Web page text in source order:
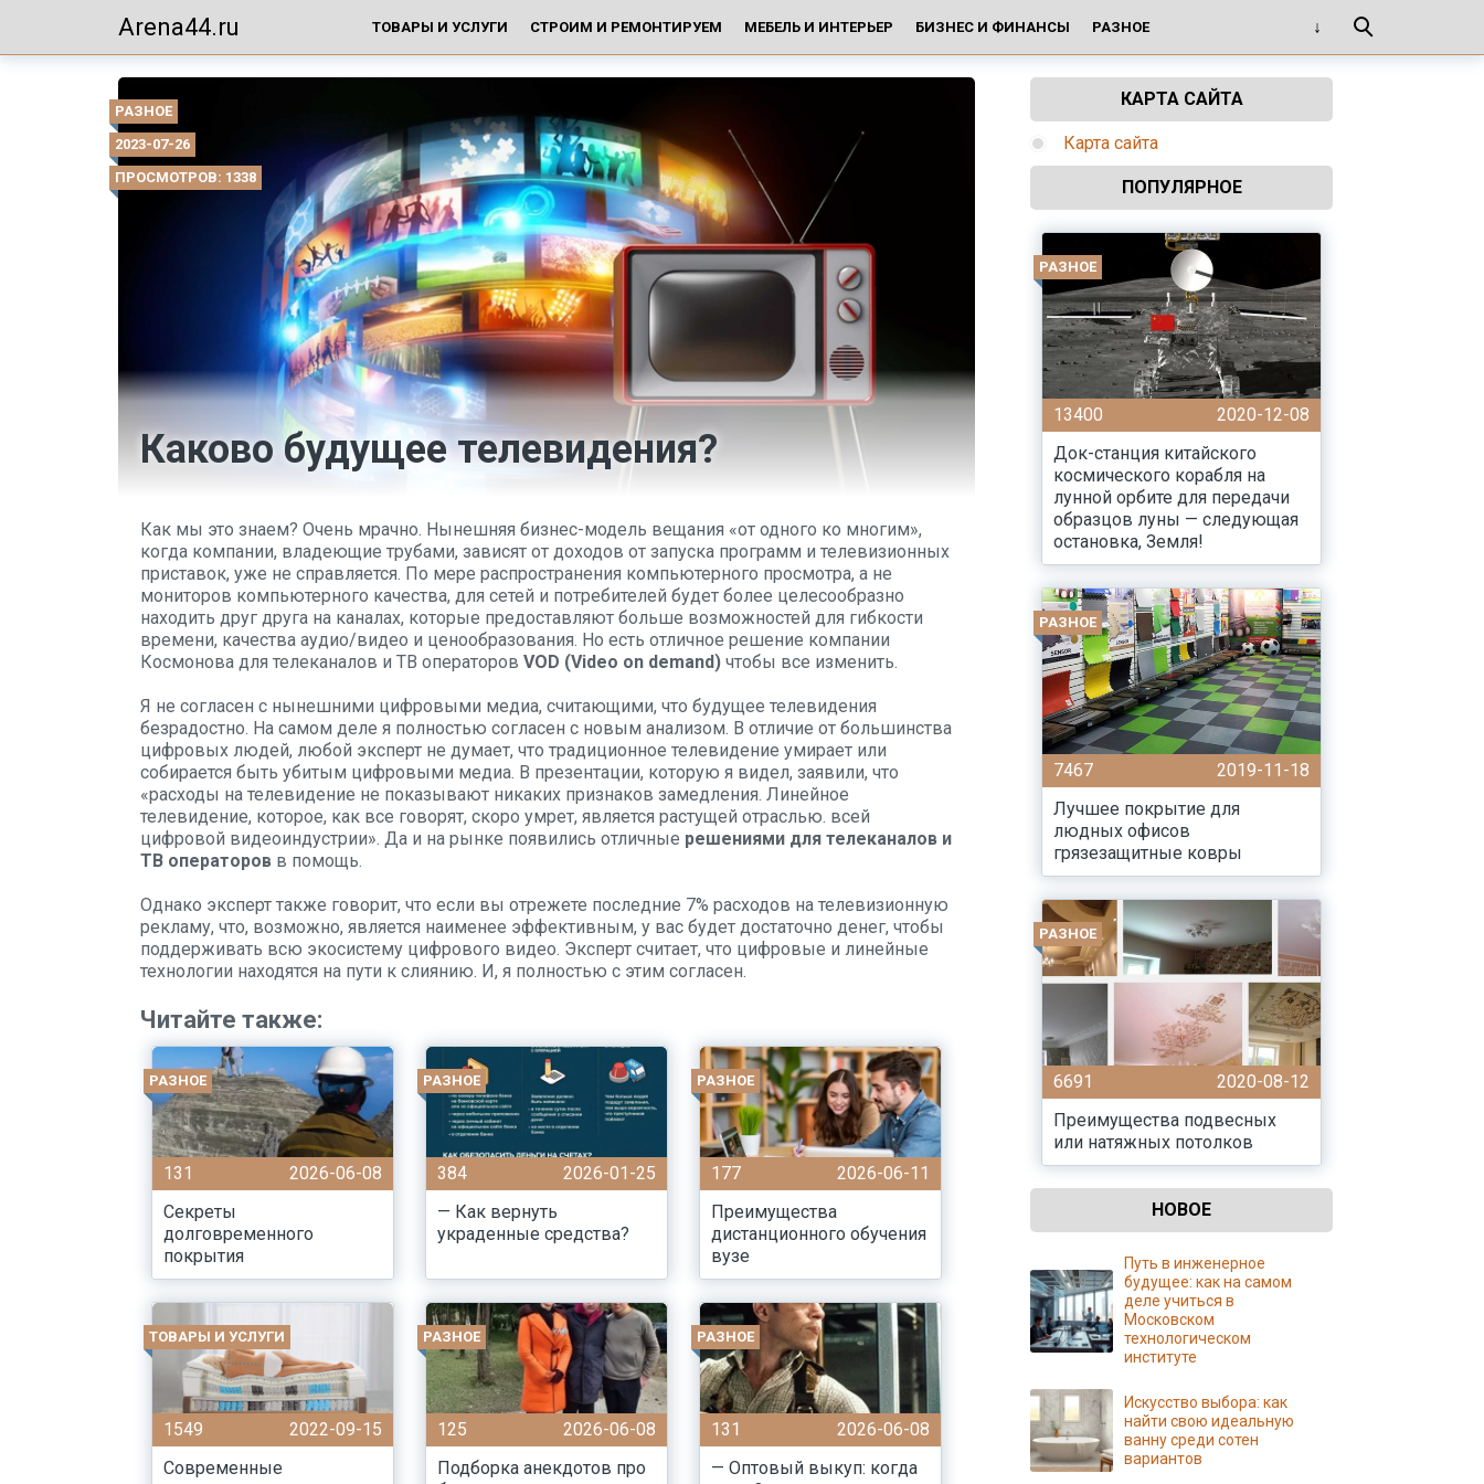
Arena44.ru ТОВАРЫ И УСЛУГИ СТРОИМ И РЕМОНТИРУЕМ МЕБЕЛЬ И ИНТЕРЬЕР БИЗНЕС И ФИНАНСЫ РАЗНОЕ
РАЗНОЕ
2023-07-26
ПРОСМОТРОВ: 1338
Каково будущее телевидения?
Как мы это знаем? Очень мрачно. Нынешняя бизнес-модель вещания «от одного ко многим»,
когда компании, владеющие трубами, зависят от доходов от запуска программ и телевизионных
приставок, уже не справляется. По мере распространения компьютерного просмотра, а не
мониторов компьютерного качества, для сетей и потребителей будет более целесообразно
находить друг друга на каналах, которые предоставляют больше возможностей для гибкости
времени, качества аудио/видео и ценообразования. Но есть отличное решение компании
Космонова для телеканалов и ТВ операторов VOD (Video on demand) чтобы все изменить.
Я не согласен с нынешними цифровыми медиа, считающими, что будущее телевидения
безрадостно. На самом деле я полностью согласен с новым анализом. В отличие от большинства
цифровых людей, любой эксперт не думает, что традиционное телевидение умирает или
собирается быть убитым цифровыми медиа. В презентации, которую я видел, заявили, что
«расходы на телевидение не показывают никаких признаков замедления. Линейное
телевидение, которое, как все говорят, скоро умрет, является растущей отраслью. всей
цифровой видеоиндустрии». Да и на рынке появились отличные решениями для телеканалов и
ТВ операторов в помощь.
Однако эксперт также говорит, что если вы отрежете последние 7% расходов на телевизионную
рекламу, что, возможно, является наименее эффективным, у вас будет достаточно денег, чтобы
поддерживать всю экосистему цифрового видео. Эксперт считает, что цифровые и линейные
технологии находятся на пути к слиянию. И, я полностью с этим согласен.
Читайте также:
РАЗНОЕ
131
2026-06-08
Секреты
долговременного
покрытия
РАЗНОЕ
384
2026-01-25
— Как вернуть
украденные средства?
РАЗНОЕ
177
2026-06-11
Преимущества
дистанционного обучения
вузе
ТОВАРЫ И УСЛУГИ
1549
2022-09-15
Современные
РАЗНОЕ
125
2026-06-08
Подборка анекдотов про
РАЗНОЕ
131
2026-06-08
— Оптовый выкуп: когда
КАРТА САЙТА
Карта сайта
ПОПУЛЯРНОЕ
РАЗНОЕ
13400
2020-12-08
Док-станция китайского
космического корабля на
лунной орбите для передачи
образцов луны — следующая
остановка, Земля!
РАЗНОЕ
7467
2019-11-18
Лучшее покрытие для
людных офисов
грязезащитные ковры
РАЗНОЕ
6691
2020-08-12
Преимущества подвесных
или натяжных потолков
НОВОЕ
Путь в инженерное
будущее: как на самом
деле учиться в
Московском
технологическом
институте
Искусство выбора: как
найти свою идеальную
ванну среди сотен
вариантов